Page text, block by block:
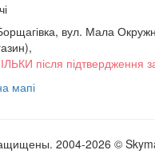
вул. Мала
,
після підтвердження
мапі
2004-2026 ©